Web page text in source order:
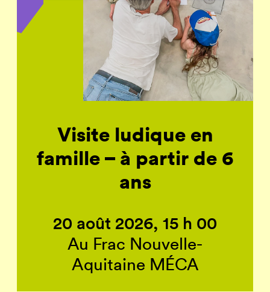
Visite ludique en
famille – à partir de 6
ans
20 août 2026, 15 h 00
Au Frac Nouvelle-
Aquitaine MÉCA